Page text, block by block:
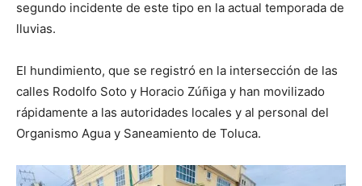
segundo incidente de este tipo en la actual temporada de
lluvias.
El hundimiento, que se registró en la intersección de las
calles Rodolfo Soto y Horacio Zúñiga y han movilizado
rápidamente a las autoridades locales y al personal del
Organismo Agua y Saneamiento de Toluca.